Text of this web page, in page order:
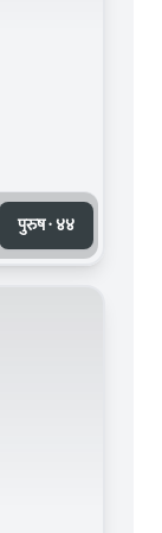
पुरुष · ४४